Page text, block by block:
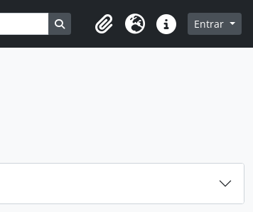
Busque na página de navegação
Clipboard
Idioma Ligações rápidas
Entrar